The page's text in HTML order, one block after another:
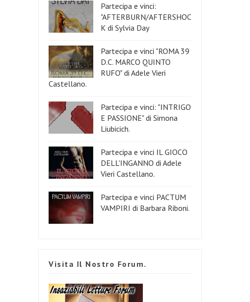
Partecipa e vinci:
"AFTERBURN/AFTERSHOC
K di Sylvia Day
Partecipa e vinci "ROMA 39
D.C. MARCO QUINTO
RUFO" di Adele Vieri
Castellano.
Partecipa e vinci: "INTRIGO
E PASSIONE" di Simona
Liubicich.
Partecipa e vinci IL GIOCO
DELL'INGANNO di Adele
Vieri Castellano.
Partecipa e vinci PACTUM
VAMPIRI di Barbara Riboni.
Visita Il Nostro Forum.